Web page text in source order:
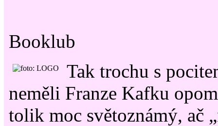
Booklub
Tak trochu s
neměli Franze Kafku
tolik moc světoznámý, ač